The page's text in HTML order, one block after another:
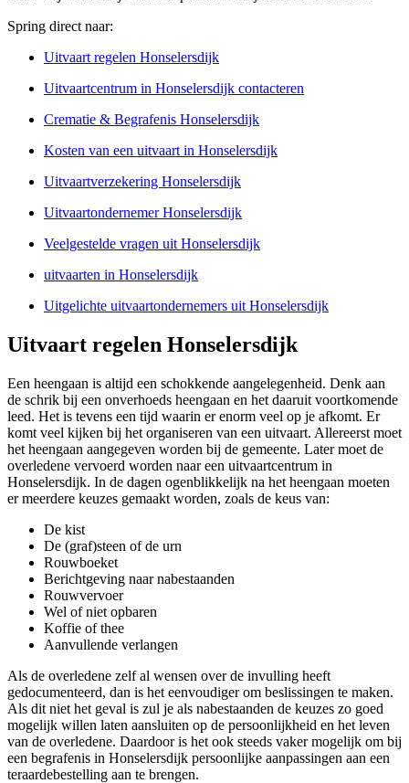
Spring direct naar:
Uitvaart regelen Honselersdijk
Uitvaartcentrum in Honselersdijk contacteren
Crematie & Begrafenis Honselersdijk
Kosten van een uitvaart in Honselersdijk
Uitvaartverzekering Honselersdijk
Uitvaartondernemer Honselersdijk
Veelgestelde vragen uit Honselersdijk
uitvaarten in Honselersdijk
Uitgelichte uitvaartondernemers uit Honselersdijk
Uitvaart regelen Honselersdijk
Een heengaan is altijd een schokkende aangelegenheid. Denk aan
de schrik bij een onverhoeds heengaan en het daaruit voortkomende
leed. Het is tevens een tijd waarin er enorm veel op je afkomt. Er
komt veel kijken bij het organiseren van een uitvaart. Allereerst moet
het heengaan aangegeven worden bij de gemeente. Later moet de
overledene vervoerd worden naar een uitvaartcentrum in
Honselersdijk. In de dagen ogenblikkelijk na het heengaan moeten
er meerdere keuzes gemaakt worden, zoals de keus van:
De kist
De (graf)steen of de urn
Rouwboeket
Berichtgeving naar nabestaanden
Rouwvervoer
Wel of niet opbaren
Koffie of thee
Aanvullende verlangen
Als de overledene zelf al wensen over de invulling heeft
gedocumenteerd, dan is het eenvoudiger om beslissingen te maken.
Als dit niet het geval is zul je als nabestaanden de keuzes zo goed
mogelijk willen laten aansluiten op de persoonlijkheid en het leven
van de overledene. Daardoor is het ook steeds vaker mogelijk om bij
een begrafenis in Honselersdijk persoonlijke aanpassingen aan een
teraardebestelling aan te brengen.